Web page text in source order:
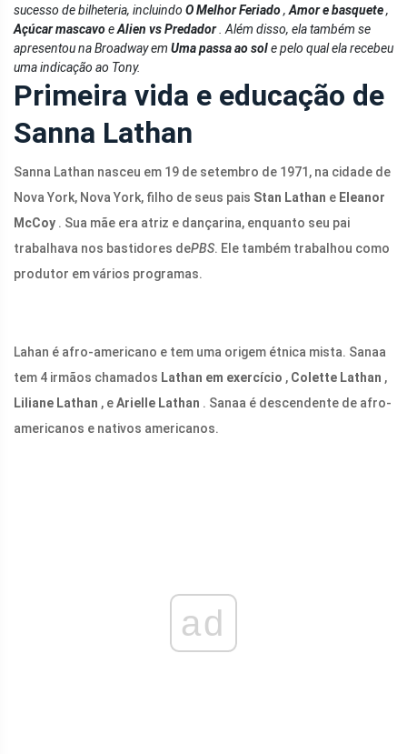
sucesso de bilheteria, incluindo O Melhor Feriado, Amor e basquete,
Açúcar mascavoeAlien vs Predador . Além disso, ela também se
apresentou na Broadway em Uma passa ao sole pelo qual ela recebeu
uma indicação ao Tony.
Primeira vida e educação de
Sanna Lathan
Sanna Lathan nasceu em 19 de setembro de 1971, na cidade de
Nova York, Nova York, filho de seus pais Stan Lathan e Eleanor
McCoy . Sua mãe era atriz e dançarina, enquanto seu pai
trabalhava nos bastidores dePBS. Ele também trabalhou como
produtor em vários programas.
Lahan é afro-americano e tem uma origem étnica mista. Sanaa
tem 4 irmãos chamados Lathan em exercício , Colette Lathan ,
Liliane Lathan , eArielle Lathan . Sanaa é descendente de afro-
americanos e nativos americanos.
ad